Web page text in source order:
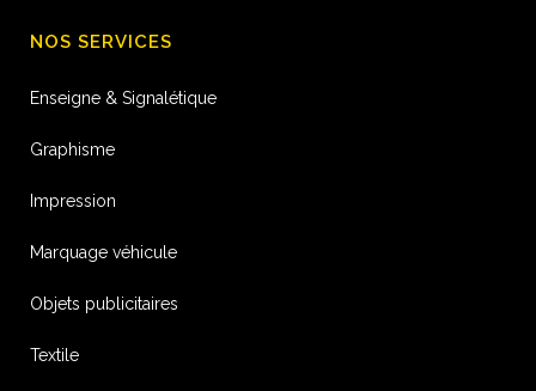
NOS SERVICES
Enseigne & Signalétique
Graphisme
Impression
Marquage véhicule
Objets publicitaires
Textile